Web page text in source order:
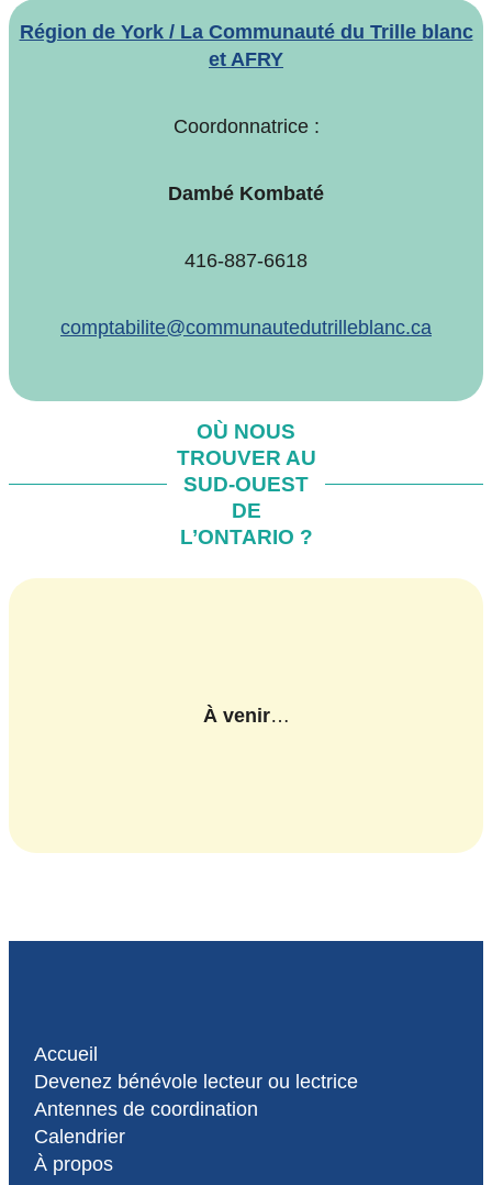
Région de York / La Communauté du Trille blanc
et AFRY
Coordonnatrice :
Dambé Kombaté
416-887-6618
comptabilite@communautedutrilleblanc.ca
OÙ NOUS
TROUVER AU
SUD-OUEST
DE
L’ONTARIO ?
À venir…
Accueil
Devenez bénévole lecteur ou lectrice
Antennes de coordination
Calendrier
À propos